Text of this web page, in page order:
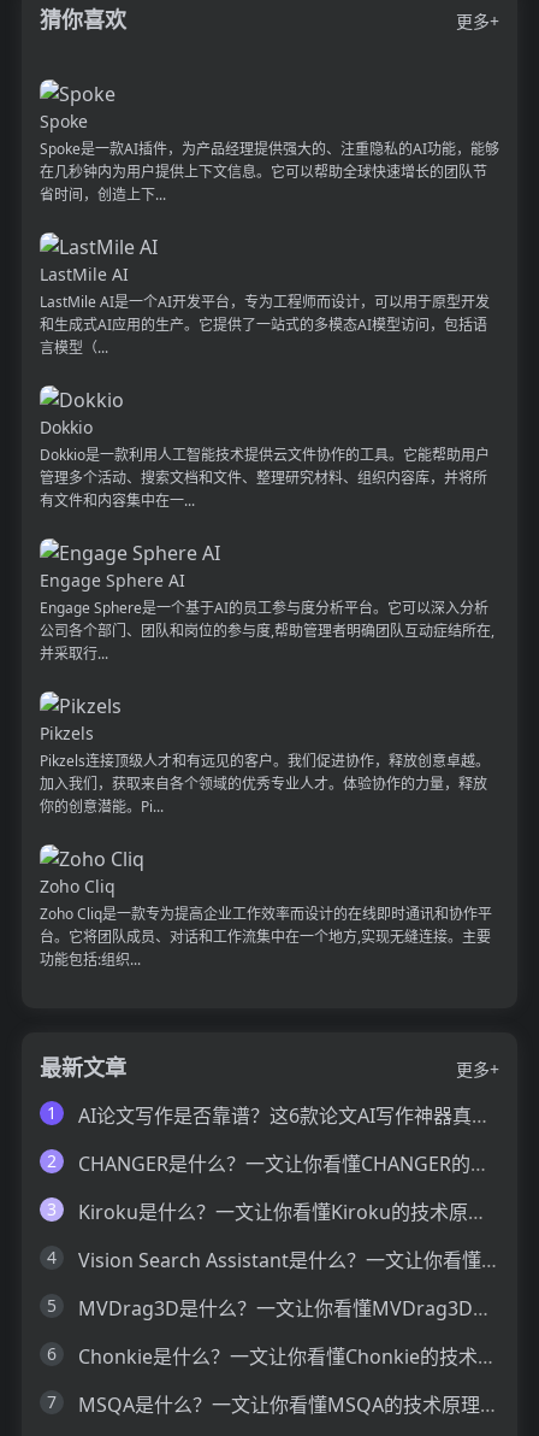
猜你喜欢 更多+
Spoke
Spoke是一款AI插件，为产品经理提供强大的、注重隐私的AI功能，能够
在几秒钟内为用户提供上下文信息。它可以帮助全球快速增长的团队节
省时间，创造上下...
LastMile AI
LastMile AI是一个AI开发平台，专为工程师而设计，可以用于原型开发
和生成式AI应用的生产。它提供了一站式的多模态AI模型访问，包括语
言模型（...
Dokkio
Dokkio是一款利用人工智能技术提供云文件协作的工具。它能帮助用户
管理多个活动、搜索文档和文件、整理研究材料、组织内容库，并将所
有文件和内容集中在一...
Engage Sphere AI
Engage Sphere是一个基于AI的员工参与度分析平台。它可以深入分析
公司各个部门、团队和岗位的参与度,帮助管理者明确团队互动症结所在,
并采取行...
Pikzels
Pikzels连接顶级人才和有远见的客户。我们促进协作，释放创意卓越。
加入我们，获取来自各个领域的优秀专业人才。体验协作的力量，释放
你的创意潜能。Pi...
Zoho Cliq
Zoho Cliq是一款专为提高企业工作效率而设计的在线即时通讯和协作平
台。它将团队成员、对话和工作流集中在一个地方,实现无缝连接。主要
功能包括:组织...
最新文章
更多+
1
AI论文写作是否靠谱？这6款论文AI写作神器真的可以让你效率翻倍
2 CHANGER是什么？一文让你看懂CHANGER的技术原理、主要功能、应用场景
3 Kiroku是什么？一文让你看懂Kiroku的技术原理、主要功能、应用场景
4 Vision Search Assistant是什么？一文让你看懂Vision Search Assistant的技术原理、主要功能、应用场景
5 MVDrag3D是什么？一文让你看懂MVDrag3D的技术原理、主要功能、应用场景
6 Chonkie是什么？一文让你看懂Chonkie的技术原理、主要功能、应用场景
7 MSQA是什么？一文让你看懂MSQA的技术原理、主要功能、应用场景